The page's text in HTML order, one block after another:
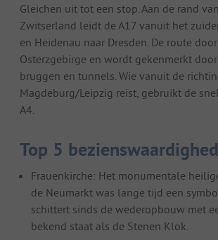
Gleichen uit tot een stop. Aan de rand
Zwitserland leidt de A17 vanuit het
en Heidenau naar Dresden. De route
Osterzgebirge en wordt gekenmerkt
bruggen en tunnels. Wie vanuit de
Magdeburg/Leipzig reist, gebruikt de
A4.
Top 5
Frauenkirche: Het monumentale
de Neumarkt was lange tijd een
schittert sinds de wederopbouw met
bekend staat als de Stenen Klok.